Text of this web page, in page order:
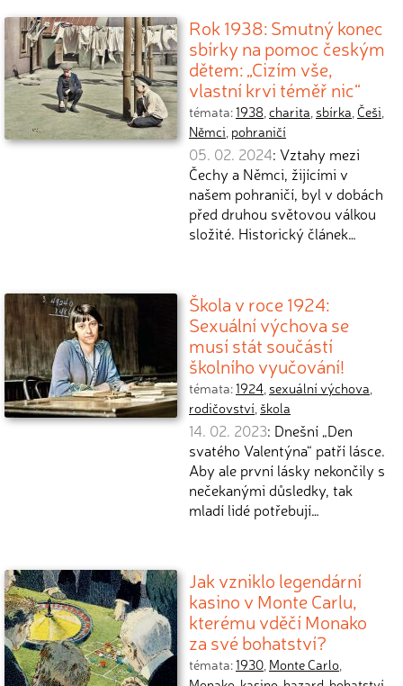
Rok 1938: Smutný konec
sbírky na pomoc českým
dětem: „Cizím vše,
vlastní krvi téměř nic“
témata:1938,charita, sbírka,Češi,
Němci, pohraničí
05. 02. 2024: Vztahy mezi
Čechy a Němci, žijícími v
našem pohraničí, byl v dobách
před druhou světovou válkou
složité. Historický článek…
Škola v roce 1924:
Sexuální výchova se
musí stát součástí
školního vyučování!
témata:1924, sexuální výchova,
rodičovství, škola
14. 02. 2023: Dnešní „Den
svatého Valentýna“ patří lásce.
Aby ale první lásky nekončily s
nečekanými důsledky, tak
mladí lidé potřebují…
Jak vzniklo legendární
kasino v Monte Carlu,
kterému vděčí Monako
za své bohatství?
témata:1930, Monte Carlo,